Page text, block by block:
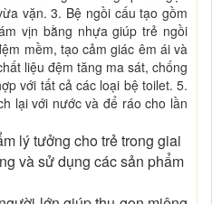
vặn. 3. Bệ ngồi cấu tạo gồm
vịn bằng nhựa giúp trẻ ngồi
mềm, tạo cảm giác êm ái và
liệu đệm tăng ma sát, chống
với tất cả các loại bệ toilet. 5.
lại với nước và để ráo cho lần
lý tưởng cho trẻ trong giai
và sử dụng các sản phẩm